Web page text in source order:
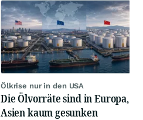
Ölkrise nur in den USA
Die Ölvorräte sind in Europa,
Asien kaum gesunken